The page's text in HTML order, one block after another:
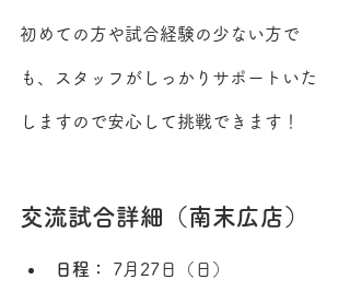
初めての方や試合経験の少ない方で
も、スタッフがしっかりサポートいた
しますので安心して挑戦できます！
交流試合詳細（南末広店）
日程： 7月27日（日）